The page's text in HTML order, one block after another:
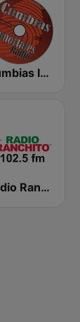
Cumbias Inmortales Radio
Radio Ranchito